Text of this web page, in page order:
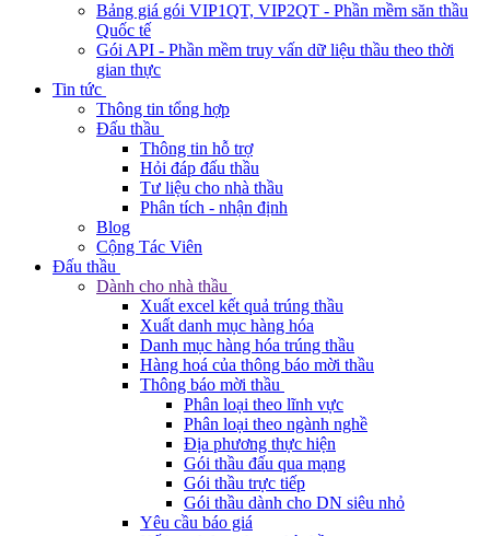
Bảng giá gói VIP1QT, VIP2QT - Phần mềm săn thầu
Quốc tế
Gói API - Phần mềm truy vấn dữ liệu thầu theo thời
gian thực
Tin tức
Thông tin tổng hợp
Đấu thầu
Thông tin hỗ trợ
Hỏi đáp đấu thầu
Tư liệu cho nhà thầu
Phân tích - nhận định
Blog
Cộng Tác Viên
Đấu thầu
Dành cho nhà thầu
Xuất excel kết quả trúng thầu
Xuất danh mục hàng hóa
Danh mục hàng hóa trúng thầu
Hàng hoá của thông báo mời thầu
Thông báo mời thầu
Phân loại theo lĩnh vực
Phân loại theo ngành nghề
Địa phương thực hiện
Gói thầu đấu qua mạng
Gói thầu trực tiếp
Gói thầu dành cho DN siêu nhỏ
Yêu cầu báo giá